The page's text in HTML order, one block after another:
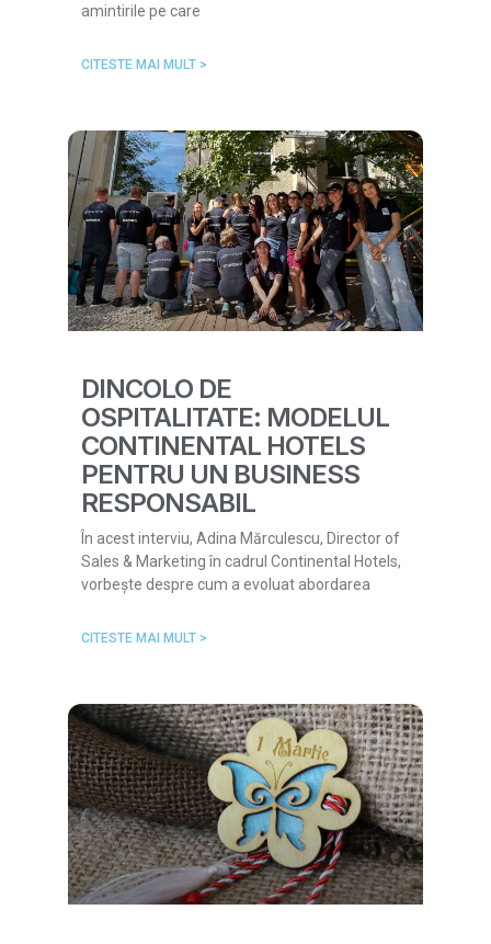
amintirile pe care
CITESTE MAI MULT >
DINCOLO DE
OSPITALITATE: MODELUL
CONTINENTAL HOTELS
PENTRU UN BUSINESS
RESPONSABIL
În acest interviu, Adina Mărculescu, Director of
Sales & Marketing în cadrul Continental Hotels,
vorbește despre cum a evoluat abordarea
CITESTE MAI MULT >